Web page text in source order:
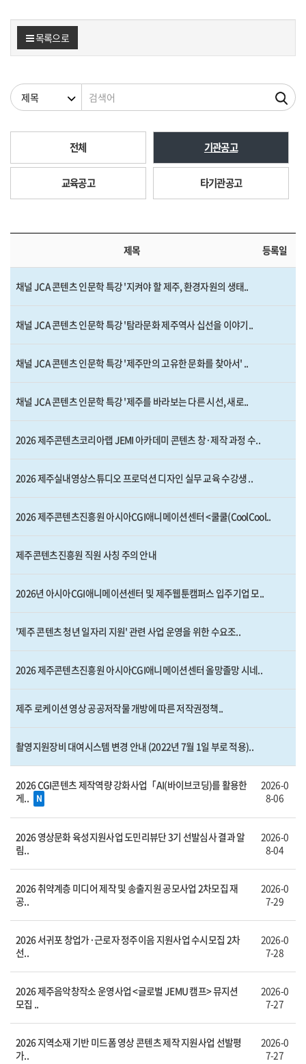
목록으로
검색조건 검색어
전체 기관공고
교육공고 타기관공고
제목 등록일
채널 JCA 콘텐츠 인문학 특강 '지켜야 할 제주, 환경자원의 생태..
채널 JCA 콘텐츠 인문학 특강 '탐라문화 제주역사 십선을 이야기..
채널 JCA 콘텐츠 인문학 특강 '제주만의 고유한 문화를 찾아서' ..
채널 JCA 콘텐츠 인문학 특강 '제주를 바라보는 다른 시선, 새로..
2026 제주콘텐츠코리아랩 JEMI 아카데미 콘텐츠 창·제작 과정 수..
2026 제주실내영상스튜디오 프로덕션 디자인 실무 교육 수강생 ..
2026 제주콘텐츠진흥원 아시아CGI애니메이션센터 <쿨쿨(CoolCool..
제주콘텐츠진흥원 직원 사칭 주의 안내
2026년 아시아CGI애니메이션센터 및 제주웹툰캠퍼스 입주기업 모..
'제주 콘텐츠 청년 일자리 지원' 관련 사업 운영을 위한 수요조..
2026 제주콘텐츠진흥원 아시아CGI애니메이션센터 올망졸망 시네..
제주 로케이션 영상 공공저작물 개방에 따른 저작권정책..
촬영지원장비 대여시스템 변경 안내 (2022년 7월 1일 부로 적용)..
2026 CGI콘텐츠 제작역량 강화사업「AI(바이브코딩)를 활용한
게..
N
2026-0
8-06
2026 영상문화 육성지원사업 도민리뷰단 3기 선발심사 결과 알
림..
2026-0
8-04
2026 취약계층 미디어 제작 및 송출지원 공모사업 2차모집 재
공..
2026-0
7-29
2026 서귀포 창업가·근로자 정주이음 지원사업 수시모집 2차
선..
2026-0
7-28
2026 제주음악창작소 운영사업 <글로벌 JEMU 캠프> 뮤지션
모집 ..
2026-0
7-27
2026 지역소재 기반 미드폼 영상 콘텐츠 제작 지원사업 선발평
가..
2026-0
7-27